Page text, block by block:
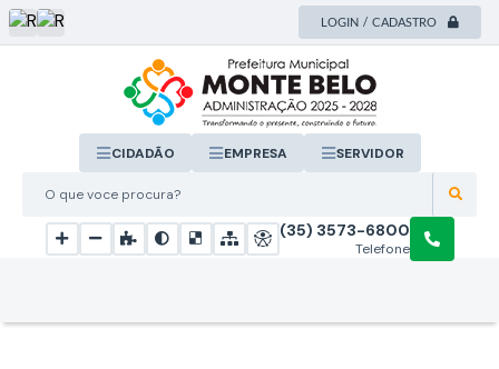
LOGIN / CADASTRO
O que voce procura?
CIDADÃO EMPRESA SERVIDOR
Telefone
(35) 3573-6800